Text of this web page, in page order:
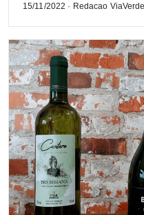
15/11/2022 · Redacao ViaVerde